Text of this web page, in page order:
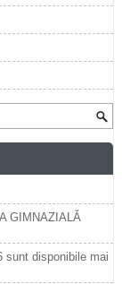
GIMNAZIALĂ
sunt disponibile mai